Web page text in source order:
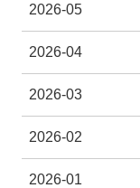
2026-05
2026-04
2026-03
2026-02
2026-01